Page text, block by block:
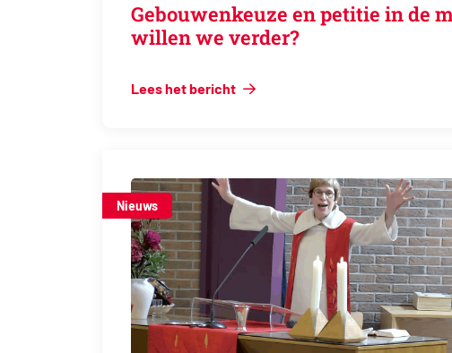
Gebouwenkeuze en petitie in de
willen we verder?
Lees het bericht
Nieuws